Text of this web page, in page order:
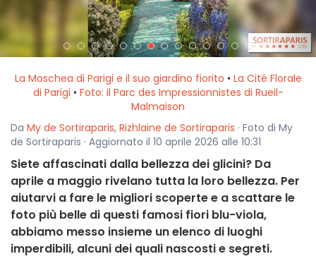
La Moschea di Parigi e il suo giardino fiorito • La Cité Florale
di Parigi • Foto: il Parc des Impressionnistes di Rueil-
Malmaison
Da My de Sortiraparis, Rizhlaine de Sortiraparis · Foto di My
de Sortiraparis · Aggiornato il 10 aprile 2026 alle 10:31
Siete affascinati dalla bellezza dei glicini? Da
aprile a maggio rivelano tutta la loro bellezza. Per
aiutarvi a fare le migliori scoperte e a scattare le
foto più belle di questi famosi fiori blu-viola,
abbiamo messo insieme un elenco di luoghi
imperdibili, alcuni dei quali nascosti e segreti.